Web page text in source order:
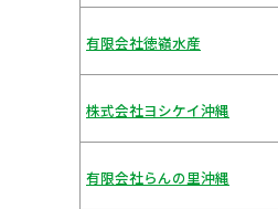
有限会社徳嶺水産
株式会社ヨシケイ沖縄
有限会社らんの里沖縄